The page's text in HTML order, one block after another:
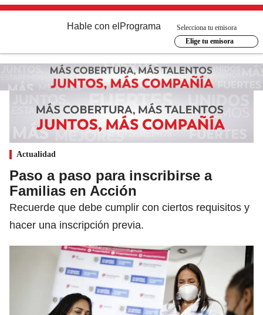
Hable con el Programa
Selecciona tu emisora
Elige tu emisora
Actualidad
Paso a paso para inscribirse a
Familias en Acción
Recuerde que debe cumplir con ciertos requisitos y
hacer una inscripción previa.